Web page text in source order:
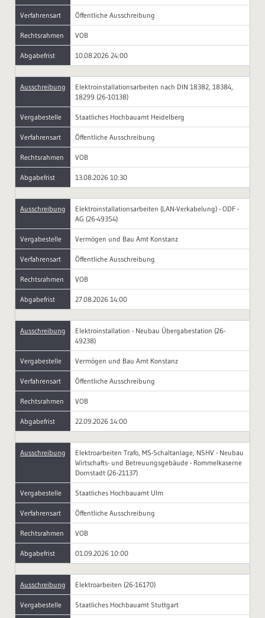
Verfahrensart Öffentliche Ausschreibung
Rechtsrahmen VOB
Abgabefrist 10.08.2026 24:00
Ausschreibung
Elektroinstallationsarbeiten nach DIN 18382, 18384,
18299 (26-10138)
Vergabestelle Staatliches Hochbauamt Heidelberg
Verfahrensart Öffentliche Ausschreibung
Rechtsrahmen VOB
Abgabefrist 13.08.2026 10:30
Ausschreibung
Elektroinstallationsarbeiten (LAN-Verkabelung) - ODF -
AG (26-49354)
Vergabestelle Vermögen und Bau Amt Konstanz
Verfahrensart Öffentliche Ausschreibung
Rechtsrahmen VOB
Abgabefrist 27.08.2026 14:00
Ausschreibung
Elektroinstallation - Neubau Übergabestation (26-
49238)
Vergabestelle Vermögen und Bau Amt Konstanz
Verfahrensart Öffentliche Ausschreibung
Rechtsrahmen VOB
Abgabefrist 22.09.2026 14:00
Ausschreibung
Elektroarbeiten Trafo, MS-Schaltanlage, NSHV - Neubau
Wirtschafts- und Betreuungsgebäude - Rommelkaserne
Dornstadt (26-21137)
Vergabestelle Staatliches Hochbauamt Ulm
Verfahrensart Öffentliche Ausschreibung
Rechtsrahmen VOB
Abgabefrist 01.09.2026 10:00
Ausschreibung Elektroarbeiten (26-16170)
Vergabestelle Staatliches Hochbauamt Stuttgart